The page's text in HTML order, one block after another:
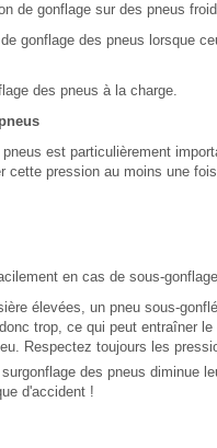
de gonflage sur des pneus
gonflage des pneus lorsque
des pneus à la charge.
est particulièrement
cette pression au moins une
en cas de sous-
élevées, un pneu sous-
trop, ce qui peut entraîner
Respectez toujours les
des pneus diminue
d'accident !